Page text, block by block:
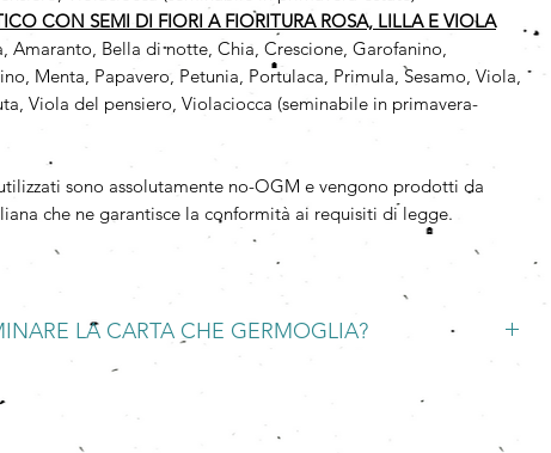
CON SEMI DI FIORI A FIORITURA ROSA, LILLA E VIOLA
Amaranto, Bella di notte, Chia, Crescione, Garofanino,
Menta, Papavero, Petunia, Portulaca, Primula, Sesamo, Viola,
Viola del pensiero, Violaciocca (seminabile in primavera-
sono assolutamente no-OGM e vengono prodotti da
che ne garantisce la conformità ai requisiti di legge.
LA CARTA CHE GERMOGLIA?
la Carta che Germoglia in una ciotola d'acqua per una notte, poi